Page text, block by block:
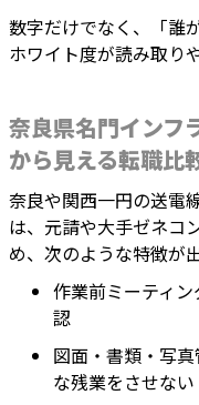
数字だけでなく、「誰
ホワイト度が読み取り
奈良県名門インフ
から見える転職比
奈良や関西一円の送電
は、元請や大手ゼネコ
め、次のような特徴が
作業前ミーティ
認
図面・書類・写
な残業をさせない